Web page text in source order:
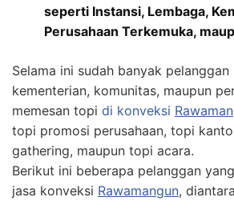
seperti Instansi, Lembaga,
Perusahaan Terkemuka,
Selama ini sudah banyak pelanggan
kementerian, komunitas, maupun
memesan topi di konveksi
topi promosi perusahaan, topi
gathering, maupun topi acara.
Berikut ini beberapa pelanggan
jasa konveksi Rawamangun,